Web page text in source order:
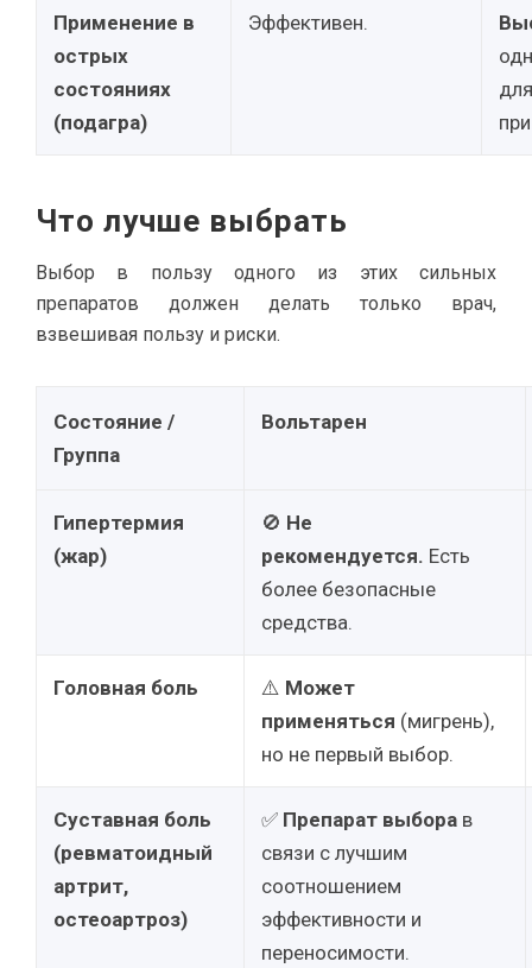
Применение в
острых
состояниях
(подагра)
Эффективен.
Что лучше выбрать
Выбор в пользу одного из этих сильных
препаратов должен делать только врач,
взвешивая пользу и риски.
Состояние /
Группа
Вольтарен
Гипертермия
(жар)
🚫 Не
рекомендуется. Есть
более безопасные
средства.
Головная боль ⚠️ Может
применяться (мигрень),
но не первый выбор.
Суставная боль
(ревматоидный
артрит,
остеоартроз)
✅ Препарат выбора в
связи с лучшим
соотношением
эффективности и
переносимости.